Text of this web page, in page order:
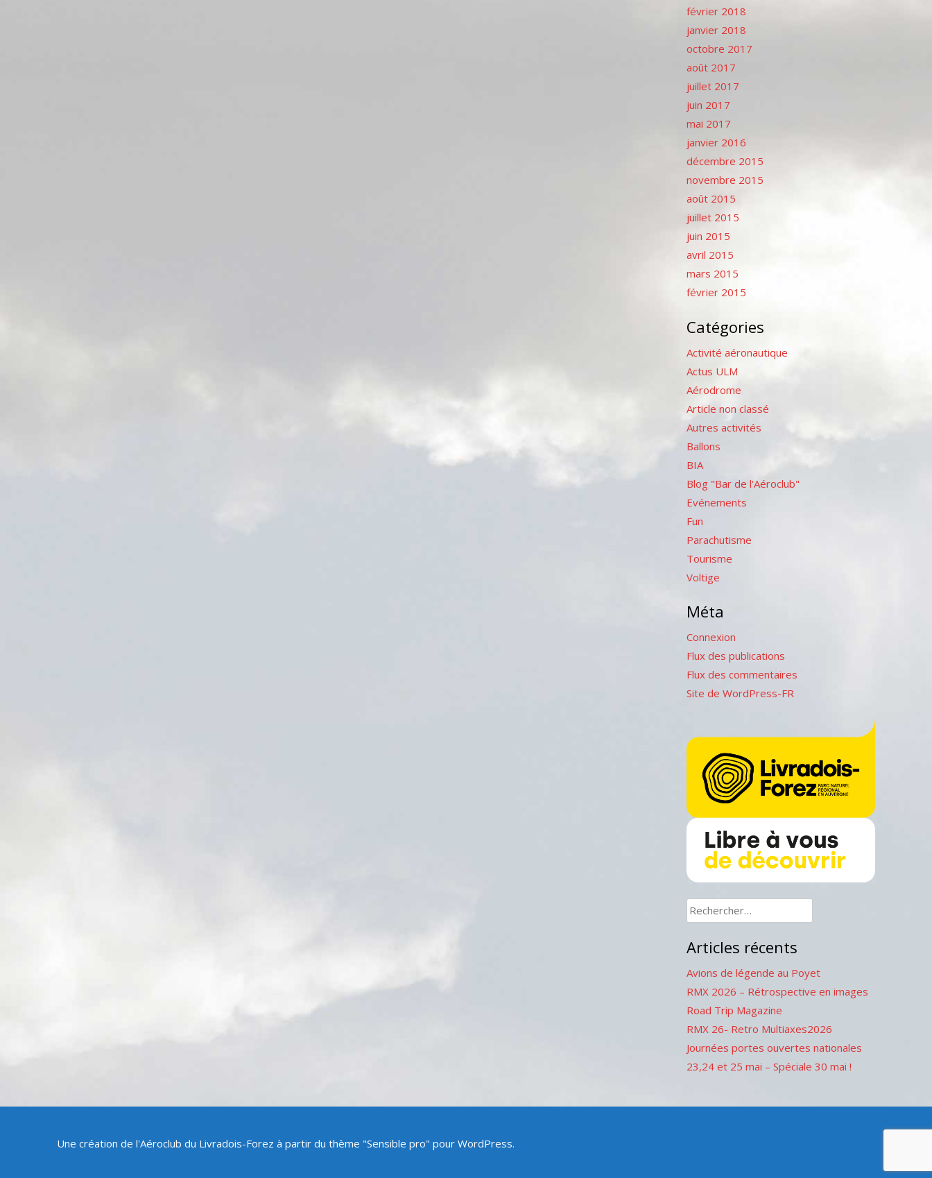
février 2018
janvier 2018
octobre 2017
août 2017
juillet 2017
juin 2017
mai 2017
janvier 2016
décembre 2015
novembre 2015
août 2015
juillet 2015
juin 2015
avril 2015
mars 2015
février 2015
Catégories
Activité aéronautique
Actus ULM
Aérodrome
Article non classé
Autres activités
Ballons
BIA
Blog "Bar de l'Aéroclub"
Evénements
Fun
Parachutisme
Tourisme
Voltige
Méta
Connexion
Flux des publications
Flux des commentaires
Site de WordPress-FR
Rechercher :
Articles récents
Avions de légende au Poyet
RMX 2026 – Rétrospective en images
Road Trip Magazine
RMX 26- Retro Multiaxes2026
Journées portes ouvertes nationales
23,24 et 25 mai – Spéciale 30 mai !
Une création de l'Aéroclub du Livradois-Forez à partir du thème "Sensible pro" pour WordPress.